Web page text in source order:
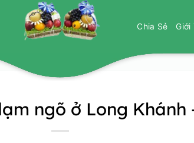
Chia Sẻ Giới
ngõ ở Long Khánh